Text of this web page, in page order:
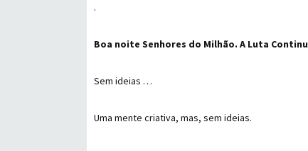
.
Boa noite Senhores do Milhão. A Luta
Sem ideias …
Uma mente criativa, mas, sem ideias.